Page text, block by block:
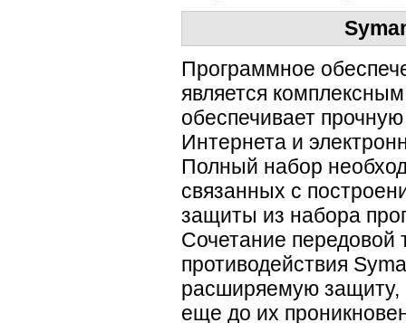
Программное
является
обеспечивает
Интернета и
Полный набор
связанных с
защиты из набора
Сочетание передовой
противодействия
расширяемую защиту,
еще до их